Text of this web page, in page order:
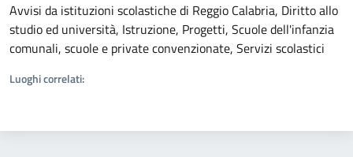
Avvisi da istituzioni scolastiche di Reggio Calabria, Diritto allo
studio ed università, Istruzione, Progetti, Scuole dell'infanzia
comunali, scuole e private convenzionate, Servizi scolastici
Luoghi correlati: